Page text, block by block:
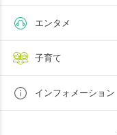
エンタメ
子育て
インフォメーション